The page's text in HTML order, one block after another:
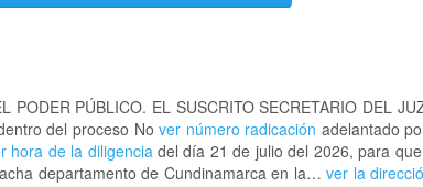
PODER PÚBLICO. EL SUSCRITO SECRETARIO DEL
del proceso Nover número radicación adelantado
hora de la diligenciadel día 21 de julio del 2026, para
departamento de Cundinamarca en la…ver la